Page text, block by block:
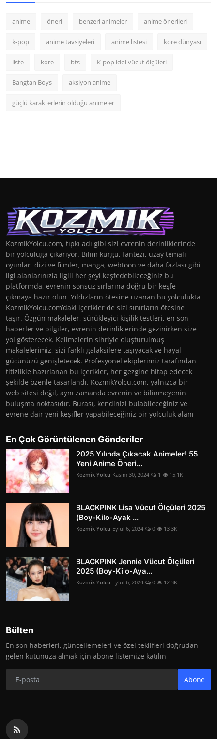
anime öneri benzeri animeler anime önerileri
k-pop anime tavsiyeleri anime listesi kore dünyası
liste kore bts K-pop idol vücut ölçüleri
Bangtan Boys aksiyon anime
güçlü karakterlerin olduğu animeler
KozmikYolcu.com, tıpkı adı gibi sizi evrenin derinliklerinde
bir yolculuğa çıkarıyor. Bilim kurgu, fantezi, uzay temalı
oyunlar, dizi ve filmler, manga, webtoon ve daha fazlası gibi
ilgi alanlarınızla ilgili her şeyi keşfedebileceğiniz bu
platformda, evrenin sonsuz sırlarına doğru bir keşfe
çıkmaya hazır olun. Yıldızların ötesine uzanan bu yolculukta,
KozmikYolcu.com’daki içerikler de sizi sınırların ötesine
taşır. Özgün makaleler, sürükleyici kişilik testleri, en son
haberler ve bilgiler, evrenin derinliklerinde gezinirken size
yol gösterecek. Kelimelerin sihriyle oluşturulmuş
makalelerimiz, sizi farklı galaksilere taşıyacak ve hayal
gücünüzü genişletecek. Profesyonel ekiplerimiz tarafından
titizlikle hazırlanan bu içerikler, her gezgine hitap edecek
şekilde özenle tasarlandı. KozmikYolcu.com, yalnızca bir
web sitesi değil, aynı zamanda evrenin ve bilinmeyenin
buluşma noktasıdır. Burası, kendinizi bulabileceğiniz ve
evrene dair yeni keşifler yapabileceğiniz bir yolculuk alanı
En Çok Görüntülenen Gönderiler
2025 Yılında Çıkacak Animeler! 55
Yeni Anime Öneri...
Kozmik Yolcu Kasım 30, 2024 1 15.1K
BLACKPINK Lisa Vücut Ölçüleri 2025
(Boy-Kilo-Ayak ...
Kozmik Yolcu Eylül 6, 2024 0 13.3K
BLACKPINK Jennie Vücut Ölçüleri
2025 (Boy-Kilo-Aya...
Kozmik Yolcu Eylül 6, 2024 0 12.3K
Bülten
En son haberleri, güncellemeleri ve özel teklifleri doğrudan
gelen kutunuza almak için abone listemize katılın
Abone